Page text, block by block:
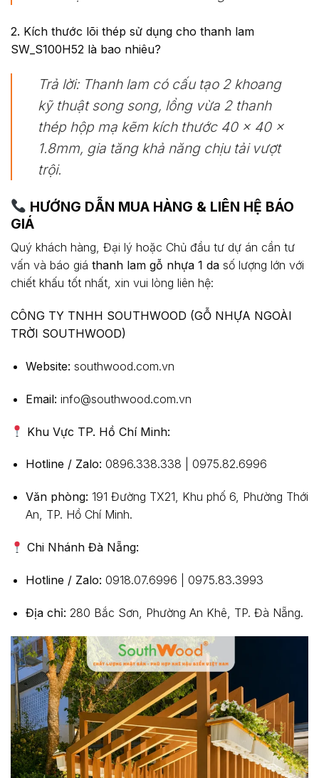
2. Kích thước lõi thép sử dụng cho thanh lam
SW_S100H52 là bao nhiêu?
Trả lời:Thanh lam có cấu tạo 2 khoang
kỹ thuật song song, lồng vừa 2 thanh
thép hộp mạ kẽm kích thước 40 x 40 x
1.8mm, gia tăng khả năng chịu tải vượt
trội.
HƯỚNG DẪN MUA HÀNG & LIÊN HỆ BÁO
GIÁ
Quý khách hàng, Đại lý hoặc Chủ đầu tư dự án cần tư
vấn và báo giá thanh lam gỗ nhựa 1 da số lượng lớn với
chiết khấu tốt nhất, xin vui lòng liên hệ:
CÔNG TY TNHH SOUTHWOOD (GỖ NHỰA NGOÀI
TRỜI SOUTHWOOD)
Website: southwood.com.vn
Email: info@southwood.com.vn
Khu Vực TP. Hồ Chí Minh:
Hotline / Zalo: 0896.338.338 | 0975.82.6996
Văn phòng: 191 Đường TX21, Khu phố 6, Phường Thới
An, TP. Hồ Chí Minh.
Chi Nhánh Đà Nẵng:
Hotline / Zalo: 0918.07.6996 | 0975.83.3993
Địa chỉ: 280 Bắc Sơn, Phường An Khê, TP. Đà Nẵng.